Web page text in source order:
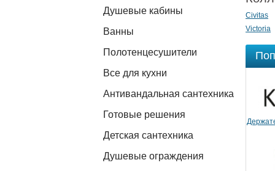
Душевые кабины
Ванны
Полотенцесушители
Все для кухни
Антивандальная сантехника
Готовые решения
Детская сантехника
Душевые ограждения
Civitas
Victoria